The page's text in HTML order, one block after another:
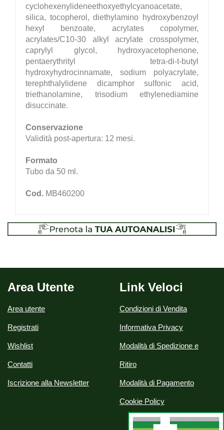
cyclohexenylideneethoxyethylcyanoacetate,
silica, tocopherol, diethylamino hydroxybenzoyl
hexyl benzoate, acrylates copolymer,
acrylates/C10-30 alkyl acrylate crosspolymer,
caprylyl glycol, hydroxyacetophenone,
pentaerythrityl tetra-di-t-butyl
hydroxyhydrocinnamate, sodium polyacrylate,
terephthalylidene dicamphor sulfonic acid,
triethanolamine, trisodium ethylenediamine
disuccinate.
Conservazione
Validità post-apertura: 12 mesi.
Formato
Tubo da 50 ml.
Cod. MB460200
Area Utente
Area utente
Registrati
Wishlist
Contatti
Iscrizione alla Newsletter
Link Veloci
Condizioni di Vendita
Informativa Privacy
Modalità di Spedizione e
Ritiro
Modalità di Pagamento
Cookie Policy